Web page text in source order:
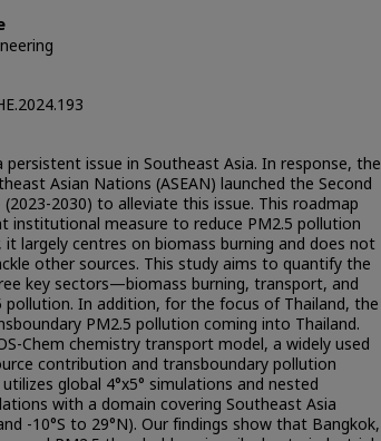
persistent issue in Southeast Asia. In response, the
Asian Nations (ASEAN) launched the Second
2030) to alleviate this issue. This roadmap
institutional measure to reduce PM2.5 pollution
it largely centres on biomass burning and does not
other sources. This study aims to quantify the
key sectors—biomass burning, transport, and
In addition, for the focus of Thailand, the
PM2.5 pollution coming into Thailand.
Chem chemistry transport model, a widely used
contribution and transboundary pollution
global 4°x5° simulations and nested
with a domain covering Southeast Asia
-10°S to 29°N). Our findings show that Bangkok,